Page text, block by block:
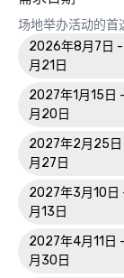
场地举办活动的首
2026年8月7日
月21日
2027年1月15日
月20日
2027年2月25
月27日
2027年3月10
月13日
2027年4月11日
月30日